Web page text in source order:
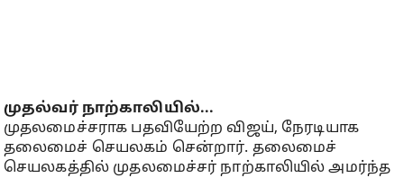
முதல்வர் நாற்காலியில்...
முதலமைச்சராக பதவியேற்ற விஜய், நேரடியாக
தலைமைச் செயலகம் சென்றார். தலைமைச்
செயலகத்தில் முதலமைச்சர் நாற்காலியில் அமர்ந்த